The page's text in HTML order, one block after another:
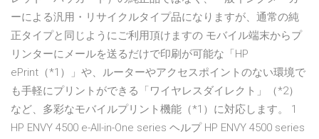
ーによる汎用・リサイクルタイプ品になりますが、通常の純
正タイプと同じようにご利用頂けますの モバイル端末からプ
リンターにメールを送るだけで印刷が可能な「HP
ePrint（*1）」や、ルーターやアクセスポイントのない環境で
も手軽にプリントができる「ワイヤレスダイレクト」（*2）
など、多彩なモバイルプリント機能（*1）に対応します。 1
HP ENVY 4500 e-All-in-One series ヘルプ HP ENVY 4500 series